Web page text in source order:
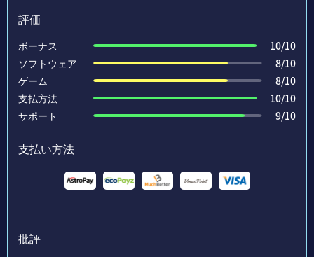
評価
ボーナス
10/10
ソフトウェア
8/10
ゲーム
8/10
支払方法
10/10
サポート
9/10
支払い方法
批評